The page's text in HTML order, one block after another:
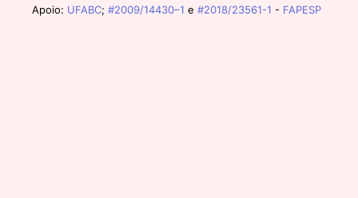
Apoio: UFABC; #2009/14430–1 e #2018/23561-1 - FAPESP